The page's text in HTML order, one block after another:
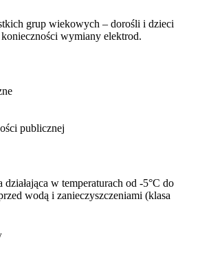
grup wiekowych – dorośli i dzieci
wymiany elektrod.
publicznej
działająca w temperaturach od -5°C do
wodą i zanieczyszczeniami (klasa